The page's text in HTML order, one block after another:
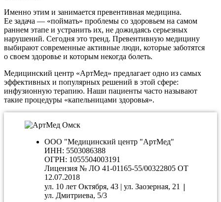
Именно этим и занимается превентивная медицина.
Ее задача — «поймать» проблемы со здоровьем на самом
раннем этапе и устранить их, не дожидаясь серьезных
нарушений. Сегодня это тренд. Превентивную медицину
выбирают современные активные люди, которые заботятся
о своем здоровье и которым некогда болеть.
Медицинский центр «АртМед» предлагает одно из самых
эффективных и популярных решений в этой сфере:
инфузионную терапию. Наши пациенты часто называют
такие процедуры «капельницами здоровья».
ООО "Медицинский центр "АртМед"
ИНН: 5503086388
ОГРН: 1055504003191
Лицензия № ЛО 41-01165-55/00322805 ОТ
12.07.2018
ул. 10 лет Октября, 43 | ул. Заозерная, 21 |
ул. Дмитриева, 5/3